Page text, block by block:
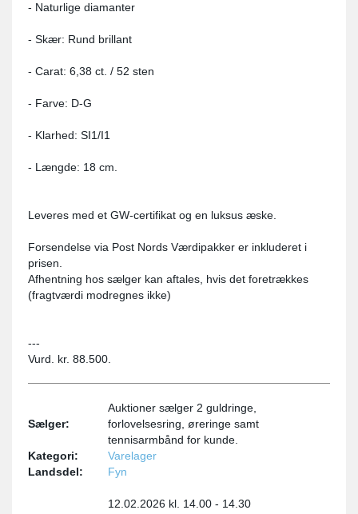
- Naturlige diamanter
- Skær: Rund brillant
- Carat: 6,38 ct. / 52 sten
- Farve: D-G
- Klarhed: SI1/I1
- Længde: 18 cm.
Leveres med et GW-certifikat og en luksus æske.
Forsendelse via Post Nords Værdipakker er inkluderet i
prisen.
Afhentning hos sælger kan aftales, hvis det foretrækkes
(fragtværdi modregnes ikke)
---
Vurd. kr. 88.500.
Sælger:
Auktioner sælger 2 guldringe,
forlovelsesring, øreringe samt
tennisarmbånd for kunde.
Kategori:
Varelager
Landsdel:
Fyn
12.02.2026 kl. 14.00 - 14.30